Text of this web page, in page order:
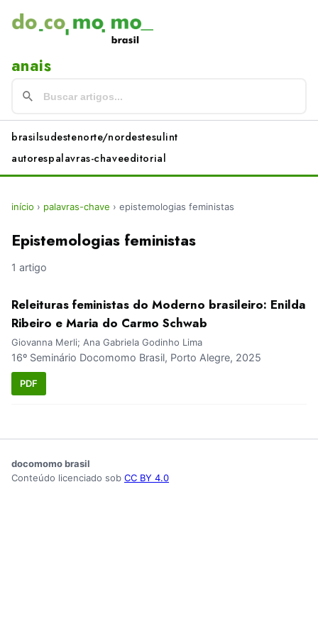
anais
brasilsudestenorte/nordestesulint
autorespalavras-chaveeditorial
início › palavras-chave › epistemologias feministas
Epistemologias feministas
1 artigo
Releituras feministas do Moderno brasileiro: Enilda
Ribeiro e Maria do Carmo Schwab
Giovanna Merli; Ana Gabriela Godinho Lima
16º Seminário Docomomo Brasil, Porto Alegre, 2025
PDF
docomomo brasil
Conteúdo licenciado sob CC BY 4.0